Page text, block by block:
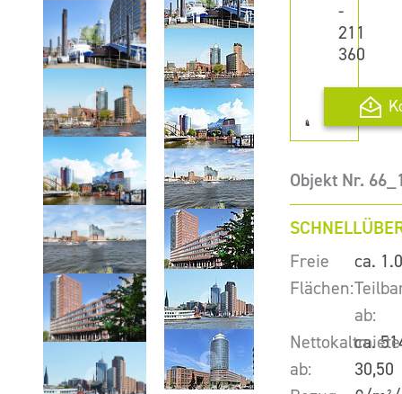
-
211
360
Objekt Nr.
Freie
Flächen:
ca.
ab:
ca.
Nettokaltmiete
ab:
30,50